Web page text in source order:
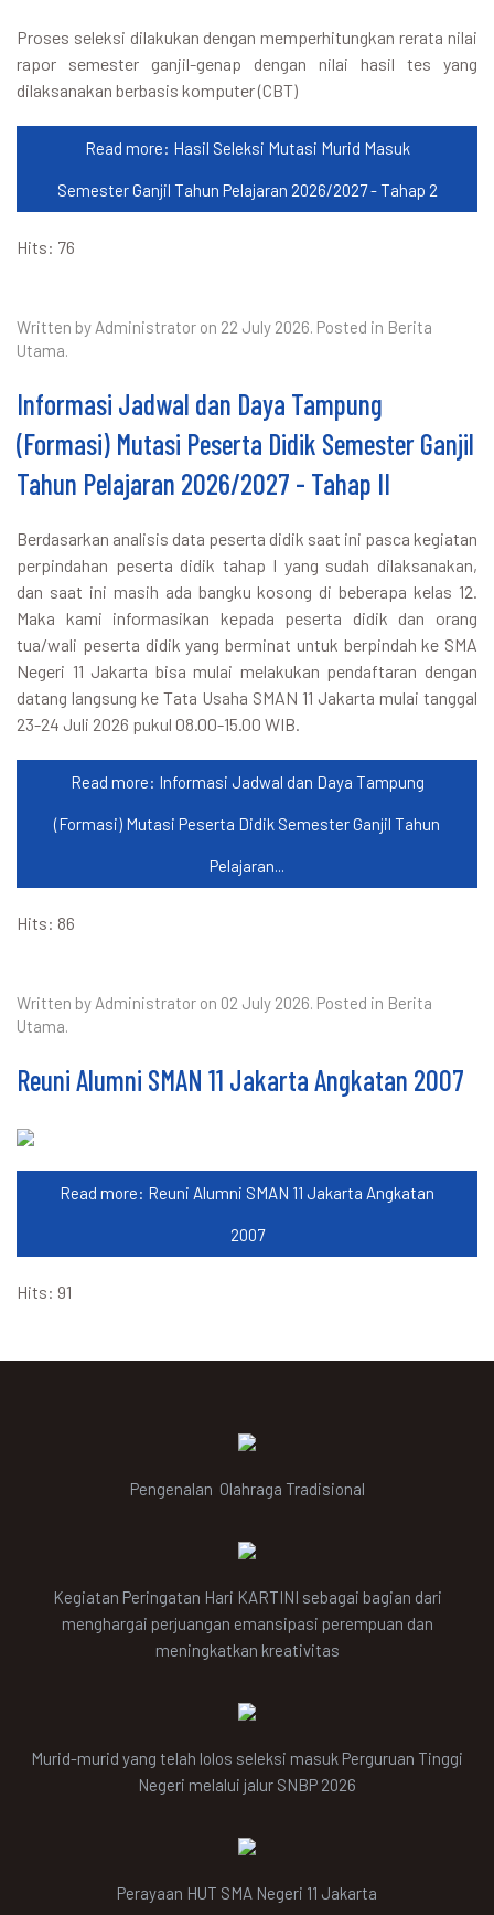
Proses seleksi dilakukan dengan memperhitungkan rerata nilai
rapor semester ganjil-genap dengan nilai hasil tes yang
dilaksanakan berbasis komputer (CBT)
Read more: Hasil Seleksi Mutasi Murid Masuk
Semester Ganjil Tahun Pelajaran 2026/2027 - Tahap 2
Hits: 76
Written by Administrator on 22 July 2026. Posted in Berita
Utama.
Informasi Jadwal dan Daya Tampung
(Formasi) Mutasi Peserta Didik Semester Ganjil
Tahun Pelajaran 2026/2027 - Tahap II
Berdasarkan analisis data peserta didik saat ini pasca kegiatan
perpindahan peserta didik tahap I yang sudah dilaksanakan,
dan saat ini masih ada bangku kosong di beberapa kelas 12.
Maka kami informasikan kepada peserta didik dan orang
tua/wali peserta didik yang berminat untuk berpindah ke SMA
Negeri 11 Jakarta bisa mulai melakukan pendaftaran dengan
datang langsung ke Tata Usaha SMAN 11 Jakarta mulai tanggal
23-24 Juli 2026 pukul 08.00-15.00 WIB.
Read more: Informasi Jadwal dan Daya Tampung
(Formasi) Mutasi Peserta Didik Semester Ganjil Tahun
Pelajaran...
Hits: 86
Written by Administrator on 02 July 2026. Posted in Berita
Utama.
Reuni Alumni SMAN 11 Jakarta Angkatan 2007
Read more: Reuni Alumni SMAN 11 Jakarta Angkatan
2007
Hits: 91
Pengenalan Olahraga Tradisional
Kegiatan Peringatan Hari KARTINI sebagai bagian dari
menghargai perjuangan emansipasi perempuan dan
meningkatkan kreativitas
Murid-murid yang telah lolos seleksi masuk Perguruan Tinggi
Negeri melalui jalur SNBP 2026
Perayaan HUT SMA Negeri 11 Jakarta